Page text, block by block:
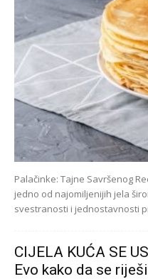
Palačinke: Tajne Savršenog
jedno od najomiljenijih jela
svestranosti i jednostavnosti
CIJELA KUĆA SE
Evo kako da se